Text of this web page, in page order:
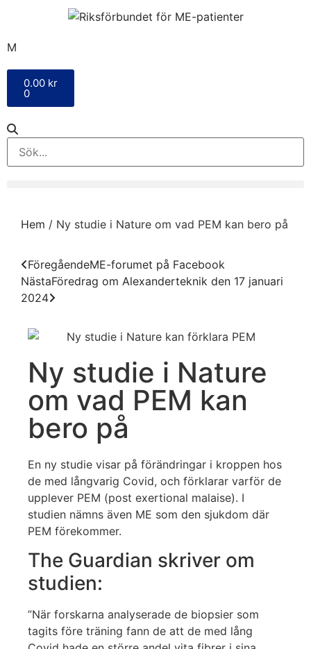
M
0.00 kr
0
Hem / Ny studie i Nature om vad PEM kan bero på
FöregåendeME-forumet på Facebook
NästaFöredrag om Alexanderteknik den 17 januari
2024
Ny studie i Nature
om vad PEM kan
bero på
En ny studie visar på förändringar i kroppen hos
de med långvarig Covid, och förklarar varför de
upplever PEM (post exertional malaise). I
studien nämns även ME som den sjukdom där
PEM förekommer.
The Guardian skriver om
studien:
”När forskarna analyserade de biopsier som
tagits före träning fann de att de med lång